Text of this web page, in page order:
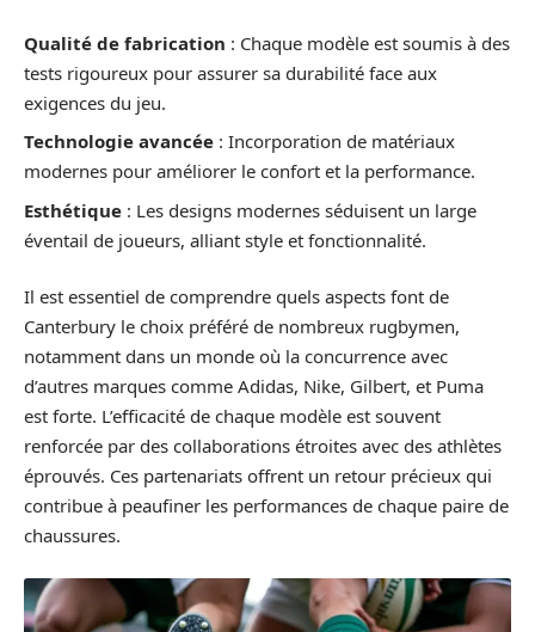
Qualité de fabrication : Chaque modèle est soumis à des
tests rigoureux pour assurer sa durabilité face aux
exigences du jeu.
Technologie avancée : Incorporation de matériaux
modernes pour améliorer le confort et la performance.
Esthétique : Les designs modernes séduisent un large
éventail de joueurs, alliant style et fonctionnalité.
Il est essentiel de comprendre quels aspects font de
Canterbury le choix préféré de nombreux rugbymen,
notamment dans un monde où la concurrence avec
d’autres marques comme Adidas, Nike, Gilbert, et Puma
est forte. L’efficacité de chaque modèle est souvent
renforcée par des collaborations étroites avec des athlètes
éprouvés. Ces partenariats offrent un retour précieux qui
contribue à peaufiner les performances de chaque paire de
chaussures.